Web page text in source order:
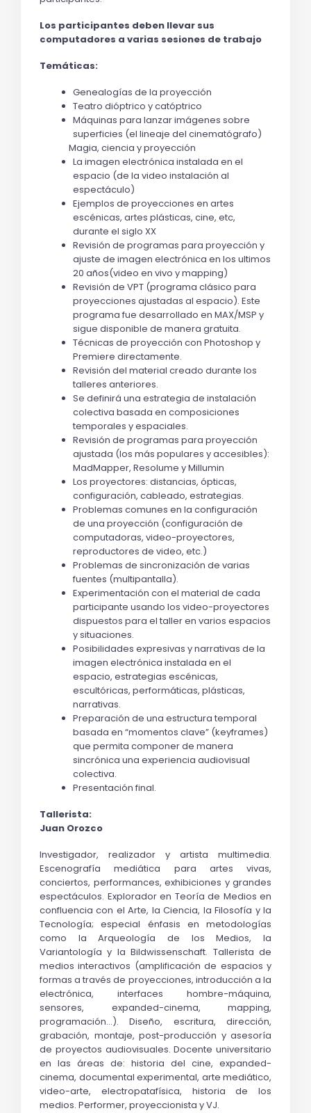
Los participantes deben llevar sus
computadores a varias sesiones de trabajo
Temáticas:
Genealogías de la proyección
Teatro dióptrico y catóptrico
Máquinas para lanzar imágenes sobre
superficies (el lineaje del cinematógrafo)
Magia, ciencia y proyección
La imagen electrónica instalada en el
espacio (de la video instalación al
espectáculo)
Ejemplos de proyecciones en artes
escénicas, artes plásticas, cine, etc,
durante el siglo XX
Revisión de programas para proyección y
ajuste de imagen electrónica en los ultimos
20 años(video en vivo y mapping)
Revisión de VPT (programa clásico para
proyecciones ajustadas al espacio). Este
programa fue desarrollado en MAX/MSP y
sigue disponible de manera gratuita.
Técnicas de proyección con Photoshop y
Premiere directamente.
Revisión del material creado durante los
talleres anteriores.
Se definirá una estrategia de instalación
colectiva basada en composiciones
temporales y espaciales.
Revisión de programas para proyección
ajustada (los más populares y accesibles):
MadMapper, Resolume y Millumin
Los proyectores: distancias, ópticas,
configuración, cableado, estrategias.
Problemas comunes en la configuración
de una proyección (configuración de
computadoras, video-proyectores,
reproductores de video, etc.)
Problemas de sincronización de varias
fuentes (multipantalla).
Experimentación con el material de cada
participante usando los video-proyectores
dispuestos para el taller en varios espacios
y situaciones.
Posibilidades expresivas y narrativas de la
imagen electrónica instalada en el
espacio, estrategias escénicas,
escultóricas, performáticas, plásticas,
narrativas.
Preparación de una estructura temporal
basada en “momentos clave” (keyframes)
que permita componer de manera
sincrónica una experiencia audiovisual
colectiva.
Presentación final.
Tallerista:
Juan Orozco
Investigador, realizador y artista multimedia.
Escenografía mediática para artes vivas,
conciertos, performances, exhibiciones y grandes
espectáculos. Explorador en Teoría de Medios en
confluencia con el Arte, la Ciencia, la Filosofía y la
Tecnología; especial énfasis en metodologías
como la Arqueología de los Medios, la
Variantología y la Bildwissenschaft. Tallerista de
medios interactivos (amplificación de espacios y
formas a través de proyecciones, introducción a la
electrónica, interfaces hombre-máquina,
sensores, expanded-cinema, mapping,
programación...). Diseño, escritura, dirección,
grabación, montaje, post-producción y asesoría
de proyectos audiovisuales. Docente universitario
en las áreas de: historia del cine, expanded-
cinema, documental experimental, arte mediático,
video-arte, electropatafísica, historia de los
medios. Performer, proyeccionista y VJ.